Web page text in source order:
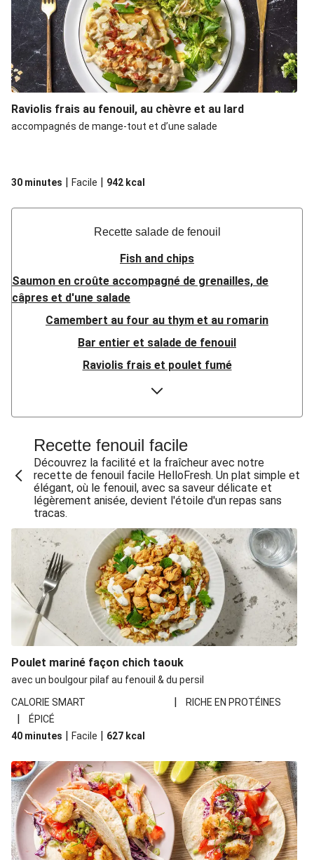
Raviolis frais au fenouil, au chèvre et au lard
accompagnés de mange-tout et d’une salade
30 minutes | Facile | 942 kcal
Recette salade de fenouil
Fish and chips
Saumon en croûte accompagné de grenailles, de
câpres et d'une salade
Camembert au four au thym et au romarin
Bar entier et salade de fenouil
Raviolis frais et poulet fumé
Pintade et pointes d'asperge grillées
Risotto au mascarpone et à la saucisse de porc épicée
Porc haché sauce soja à la coréenne
Salade à la truite fumée, fenouil & pomme
Lomo de porc, lardons et champignons
Tourte aux poissons et au fenouil
Fish & chips de lieu noir
Tourte aux poissons et au fenouil
Fish & chips de lieu noir
Tourte aux poissons et au fenouil
Tourte de poisson au fenouil et à la tomate
Filet de porc farci au fromage frais, aux champignons
et lardons
Ravioli frais au fenouil, au chèvre et au lard
Fish & chips de lieu noir
Tourte de poissons au fenouil et à la tomate
Recette fenouil facile
Découvrez la facilité et la fraîcheur avec notre
recette de fenouil facile HelloFresh. Un plat simple et
élégant, où le fenouil, avec sa saveur délicate et
légèrement anisée, devient l'étoile d'un repas sans
tracas.
Poulet mariné façon chich taouk
avec un boulgour pilaf au fenouil & du persil
CALORIE SMART
| RICHE EN PROTÉINES
|
ÉPICÉ
40 minutes | Facile | 627 kcal